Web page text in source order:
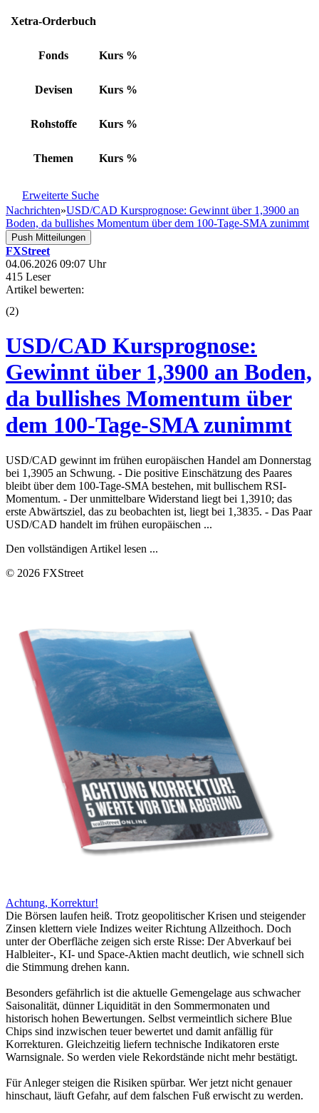
Xetra-Orderbuch
Fonds Kurs %
Devisen Kurs %
Rohstoffe Kurs %
Themen Kurs %
Erweiterte Suche
Nachrichten»USD/CAD Kursprognose: Gewinnt über 1,3900 an
Boden, da bullishes Momentum über dem 100-Tage-SMA zunimmt
Push Mitteilungen
FXStreet
04.06.2026 09:07 Uhr
415 Leser
Artikel bewerten:
(2)
USD/CAD Kursprognose:
Gewinnt über 1,3900 an Boden,
da bullishes Momentum über
dem 100-Tage-SMA zunimmt
USD/CAD gewinnt im frühen europäischen Handel am Donnerstag
bei 1,3905 an Schwung. - Die positive Einschätzung des Paares
bleibt über dem 100-Tage-SMA bestehen, mit bullischem RSI-
Momentum. - Der unmittelbare Widerstand liegt bei 1,3910; das
erste Abwärtsziel, das zu beobachten ist, liegt bei 1,3835. - Das Paar
USD/CAD handelt im frühen europäischen ...
Den vollständigen Artikel lesen ...
© 2026 FXStreet
Achtung, Korrektur!
Die Börsen laufen heiß. Trotz geopolitischer Krisen und steigender
Zinsen klettern viele Indizes weiter Richtung Allzeithoch. Doch
unter der Oberfläche zeigen sich erste Risse: Der Abverkauf bei
Halbleiter-, KI- und Space-Aktien macht deutlich, wie schnell sich
die Stimmung drehen kann.
Besonders gefährlich ist die aktuelle Gemengelage aus schwacher
Saisonalität, dünner Liquidität in den Sommermonaten und
historisch hohen Bewertungen. Selbst vermeintlich sichere Blue
Chips sind inzwischen teuer bewertet und damit anfällig für
Korrekturen. Gleichzeitig liefern technische Indikatoren erste
Warnsignale. So werden viele Rekordstände nicht mehr bestätigt.
Für Anleger steigen die Risiken spürbar. Wer jetzt nicht genauer
hinschaut, läuft Gefahr, auf dem falschen Fuß erwischt zu werden.